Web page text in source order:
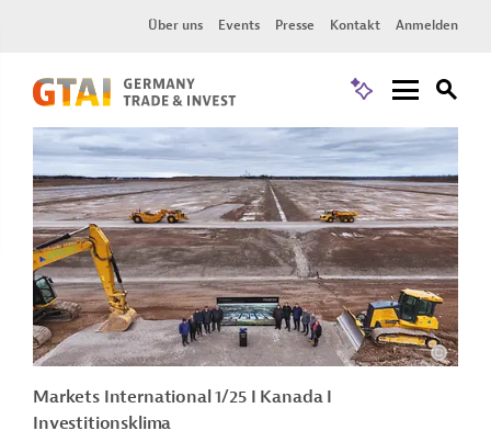
Über uns Events Presse Kontakt Anmelden
Markets International 1/25 I Kanada I
Investitionsklima